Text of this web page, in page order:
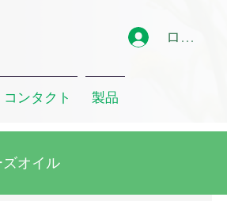
ログイン
コンタクト 製品
ズオイル